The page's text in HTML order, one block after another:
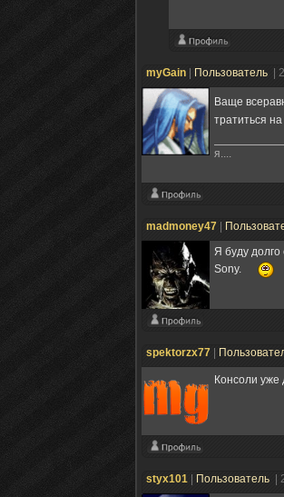
myGain Пользователь |
Ваще
тратиться
я....
madmoney47
Я буду
Sony.
spektorzx77
Консоли уже
styx101 Пользователь
|